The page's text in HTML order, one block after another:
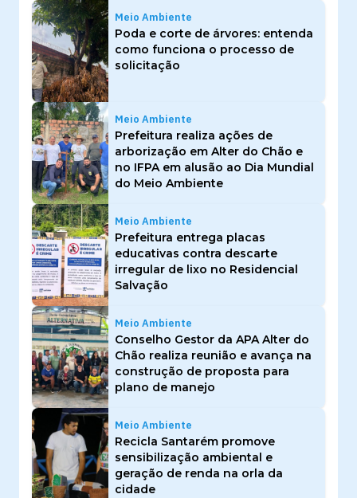
Meio Ambiente
Poda e corte de árvores: entenda
como funciona o processo de
solicitação
Meio Ambiente
Prefeitura realiza ações de
arborização em Alter do Chão e
no IFPA em alusão ao Dia Mundial
do Meio Ambiente
Meio Ambiente
Prefeitura entrega placas
educativas contra descarte
irregular de lixo no Residencial
Salvação
Meio Ambiente
Conselho Gestor da APA Alter do
Chão realiza reunião e avança na
construção de proposta para
plano de manejo
Meio Ambiente
Recicla Santarém promove
sensibilização ambiental e
geração de renda na orla da
cidade